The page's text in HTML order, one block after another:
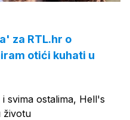
za RTL.hr o
otići kuhati u
svima ostalima, Hell's
životu